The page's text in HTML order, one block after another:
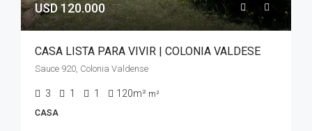
USD 120.000
CASA LISTA PARA VIVIR | COLONIA VALDESE
Sauce 920, Colonia Valdense
3 1 1 120m² m²
CASA